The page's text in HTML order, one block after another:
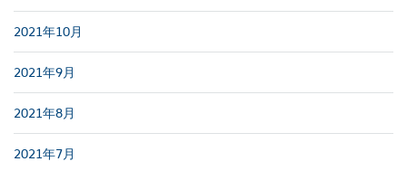
2021年10月
2021年9月
2021年8月
2021年7月